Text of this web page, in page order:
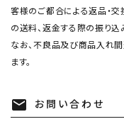
客様のご都合による返品・
の送料、返金する際の振り
なお、不良品及び商品入れ
ます。
mail お問い合わせ